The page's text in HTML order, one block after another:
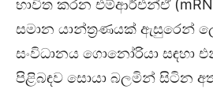
භාවිත කරන එම්ආර්එන්ඒ
සමාන යාන්ත්‍රණයක් ඇසුරෙන්
සංවිධානය ගොනෝරියා සඳහා
පිළිබඳව සොයා බලමින් සිටින